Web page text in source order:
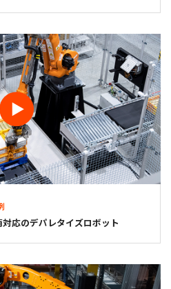
応のデパレタイズロボット